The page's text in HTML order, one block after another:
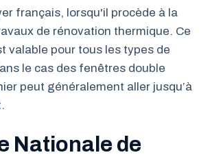
français, lorsqu'il procède à la
de rénovation thermique. Ce
valable pour tous les types de
le cas des fenêtres double
peut généralement aller jusqu’à
Nationale de